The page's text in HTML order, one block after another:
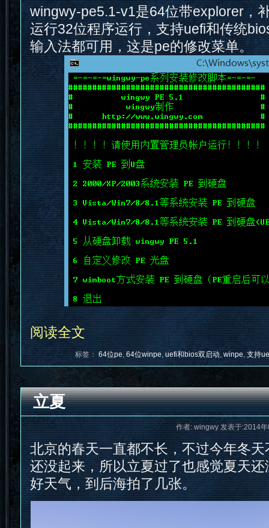
wingwy-pe5.1-v1是64位带explorer，
运行32位程序运行，支持uefi和传统
输入法都可用，这是pe的修改菜单。
阅读全文
标签： 64位pe, 64位winpe, uefi和bios双启动,winpe,支持
立夏
作者: wingwy 发表于:2014
北京的春天一直都不长，不过今年冬
还没起来，所以立夏过了也感觉夏天
好天气，到后海拍了几张。